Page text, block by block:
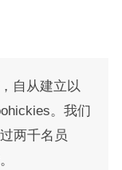
自从建立以
。我们
两千名员